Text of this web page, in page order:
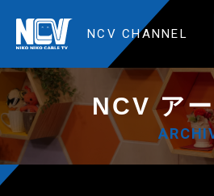
NCV CHANNEL
NCV ア